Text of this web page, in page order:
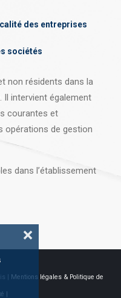
❌
des entreprises
sociétés
non résidents dans la
Il intervient également
courantes et
opérations de gestion
dans l’établissement
| Mentions légales & Politique de
|